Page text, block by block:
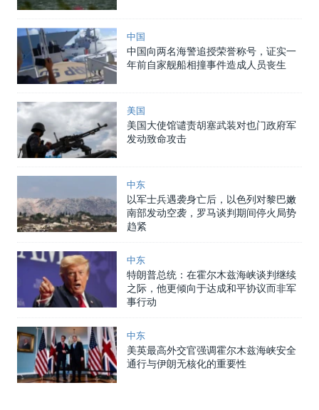
中国
中国向两名海警追授荣誉称号，证实一
年前自家舰船相撞事件造成人员丧生
美国
美国大使馆谴责胡塞武装对也门政府军
发动致命攻击
中东
以军士兵遇袭身亡后，以色列对黎巴嫩
南部发动空袭，罗马谈判期间停火局势
趋紧
中东
特朗普总统：在霍尔木兹海峡谈判继续
之际，他更倾向于达成和平协议而非军
事行动
中东
美英最高外交官强调霍尔木兹海峡安全
通行与伊朗无核化的重要性